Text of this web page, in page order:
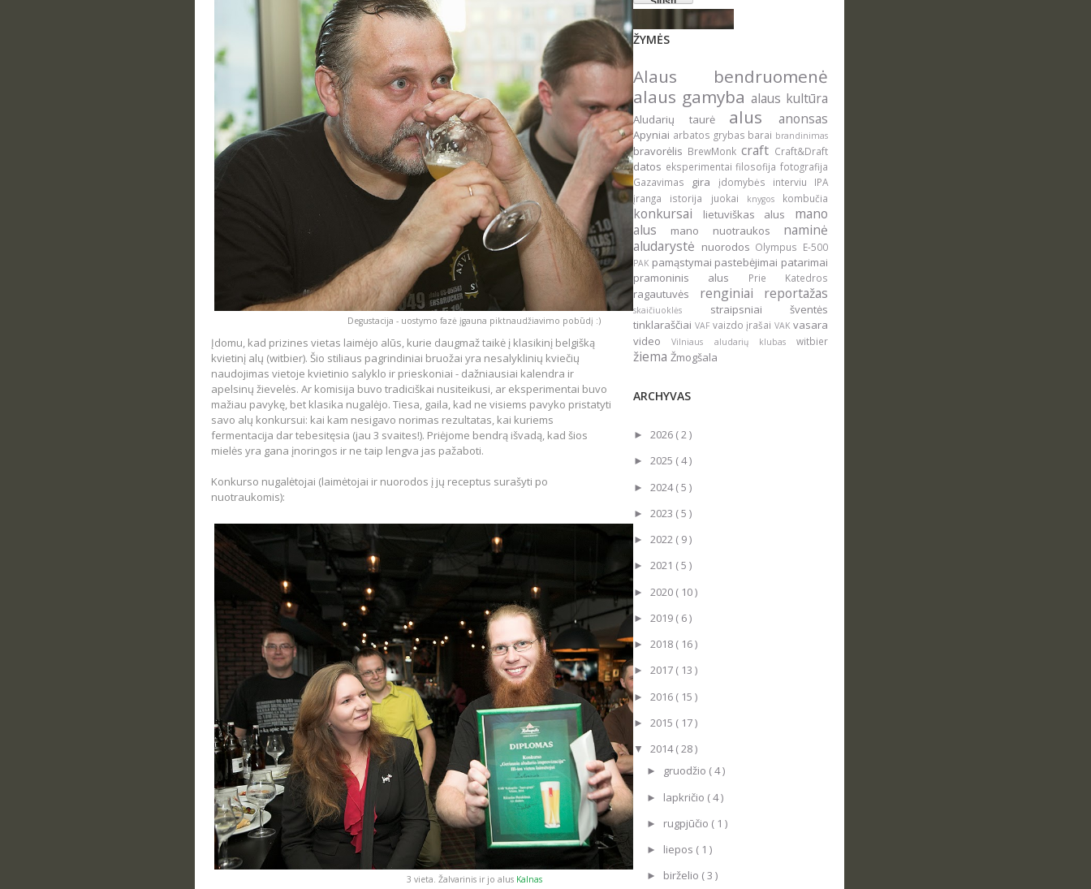
Degustacija - uostymo fazė įgauna piktnaudžiavimo pobūdį :)
Įdomu, kad prizines vietas laimėjo alūs, kurie daugmaž taikė į klasikinį belgišką
kvietinį alų (witbier). Šio stiliaus pagrindiniai bruožai yra nesalyklinių kviečių
naudojimas vietoje kvietinio salyklo ir prieskoniai - dažniausiai kalendra ir
apelsinų žievelės. Ar komisija buvo tradiciškai nusiteikusi, ar eksperimentai buvo
mažiau pavykę, bet klasika nugalėjo. Tiesa, gaila, kad ne visiems pavyko pristatyti
savo alų konkursui: kai kam nesigavo norimas rezultatas, kai kuriems
fermentacija dar tebesitęsia (jau 3 svaites!). Priėjome bendrą išvadą, kad šios
mielės yra gana įnoringos ir ne taip lengva jas pažaboti.
Konkurso nugalėtojai (laimėtojai ir nuorodos į jų receptus surašyti po
nuotraukomis):
3 vieta. Žalvarinis ir jo alus Kalnas
ŽYMĖS
Alaus bendruomenė
alaus gamyba alaus kultūra
Aludarių taurė alusanonsas
Apyniai arbatos grybas barai brandinimas
bravorėlis BrewMonk craft Craft&Draft
datos eksperimentaifilosofijafotografija
Gazavimas
gira įdomybės interviu IPA
įranga istorija juokai knygos kombučia
konkursai lietuviškas alus mano
alus
mano nuotraukos naminė
aludarystė nuorodos Olympus E-500
PAK pamąstymai pastebėjimai patarimai
pramoninis alus
Prie Katedros
ragautuvės renginiai reportažas
skaičiuoklės straipsniai šventės
tinklaraščiai VAF vaizdo įrašaiVAKvasara
videoVilniaus aludarių klubas witbier
žiema Žmogšala
ARCHYVAS
► 2026 ( 2 )
► 2025 ( 4 )
► 2024( 5 )
► 2023 ( 5 )
► 2022 ( 9 )
► 2021 ( 5 )
► 2020 ( 10 )
► 2019 ( 6 )
► 2018 ( 16 )
► 2017 ( 13 )
► 2016 ( 15 )
► 2015 ( 17 )
▼ 2014( 28 )
► gruodžio ( 4 )
► lapkričio ( 4 )
► rugpjūčio ( 1 )
► liepos ( 1 )
► birželio ( 3 )